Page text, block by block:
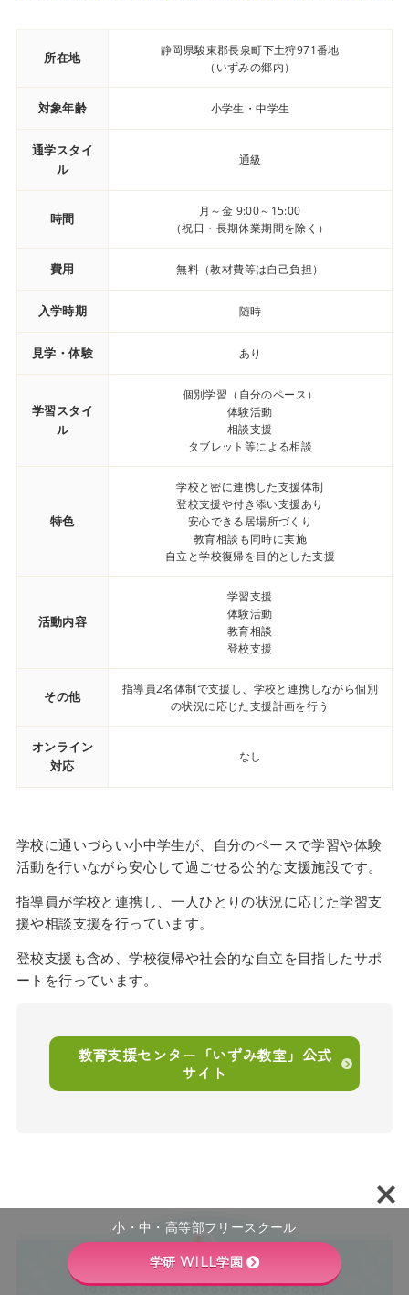
所在地
静岡県駿東郡長泉町下土狩971番地
（いずみの郷内）
対象年齢 小学生・中学生
通学スタイ
ル
通級
時間
月～金 9:00～15:00
（祝日・長期休業期間を除く）
費用 無料（教材費等は自己負担）
入学時期 随時
見学・体験 あり
学習スタイ
ル
個別学習（自分のペース）
体験活動
相談支援
タブレット等による相談
特色
学校と密に連携した支援体制
登校支援や付き添い支援あり
安心できる居場所づくり
教育相談も同時に実施
自立と学校復帰を目的とした支援
活動内容
学習支援
体験活動
教育相談
登校支援
その他
指導員2名体制で支援し、学校と連携しながら個別
の状況に応じた支援計画を行う
オンライン
対応
なし
学校に通いづらい小中学生が、自分のペースで学習や体験
活動を行いながら安心して過ごせる公的な支援施設です。
指導員が学校と連携し、一人ひとりの状況に応じた学習支
援や相談支援を行っています。
登校支援も含め、学校復帰や社会的な自立を目指したサポ
ートを行っています。
教育支援センター「いずみ教室」公式
サイト
オンラインのフリースクール
小・中・高等部フリースクール
学研 WILL学園